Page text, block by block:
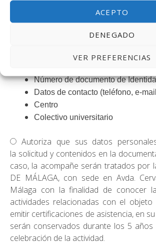
ACEPTO
DENEGADO
VER PREFERENCIAS
gestionar su solicitud de
Generación Espontánea: K-Projects en
Número de documento de
Datos de contacto (teléfono, e-
Centro
Colectivo universitario
Autoriza que sus datos
la solicitud y contenidos en la
caso, la acompañe serán tratados por
DE MÁLAGA, con sede en Avda.
Málaga con la finalidad de conocer
actividades relacionadas con el
emitir certificaciones de asistencia, en
serán conservados durante los 5
celebración de la actividad.